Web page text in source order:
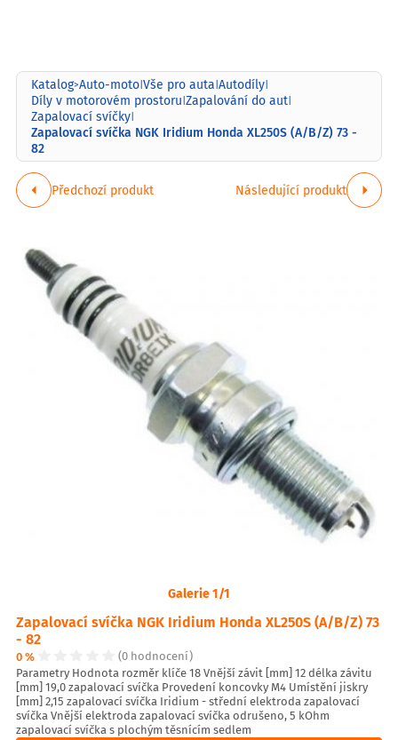
Katalog>Auto-moto|Vše pro auta|Autodíly|
Díly v motorovém prostoru|Zapalování do aut|
Zapalovací svíčky|
Zapalovací svíčka NGK Iridium Honda XL250S (A/B/Z) 73 -
82
Předchozí produkt Následující produkt
Galerie 1/1
Zapalovací svíčka NGK Iridium Honda XL250S (A/B/Z) 73
- 82
0 %
(0 hodnocení)
Parametry Hodnota rozměr klíče 18 Vnější závit [mm] 12 délka závitu
[mm] 19,0 zapalovací svíčka Provedení koncovky M4 Umístění jiskry
[mm] 2,15 zapalovací svíčka Iridium - střední elektroda zapalovací
svíčka Vnější elektroda zapalovací svíčka odrušeno, 5 kOhm
zapalovací svíčka s plochým těsnícím sedlem